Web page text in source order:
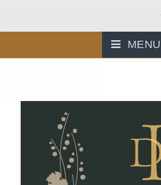
MENU